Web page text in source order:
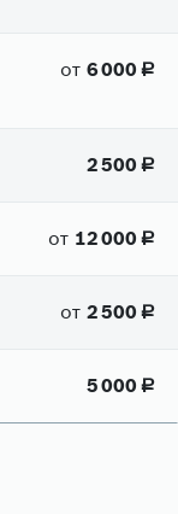
от 6​ 000руб.
2​ 500 руб.
от 12​ 000руб.
от 2​ 500 руб.
5​ 000руб.